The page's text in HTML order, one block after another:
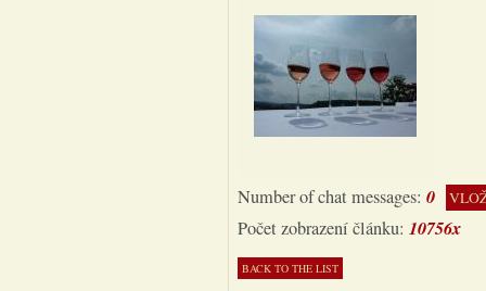
Number of chat messages: 0
Počet zobrazení článku: 10756x